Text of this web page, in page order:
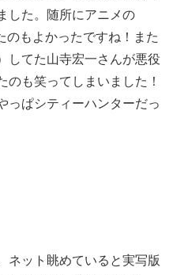
した。随所にアニメの
のもよかったですね！また
してた山寺宏一さんが悪役
のも笑ってしまいました！
っぱシティーハンターだっ
ネット眺めていると実写版